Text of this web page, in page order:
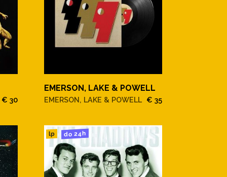
€ 30
EMERSON, LAKE & POWELL
EMERSON, LAKE & POWELL € 35
lp do 24h